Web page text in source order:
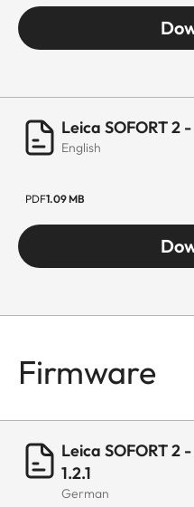
Leica SOFORT 2
English
PDF1.09 MB
Firmware
Leica SOFORT 2
1.2.1
German